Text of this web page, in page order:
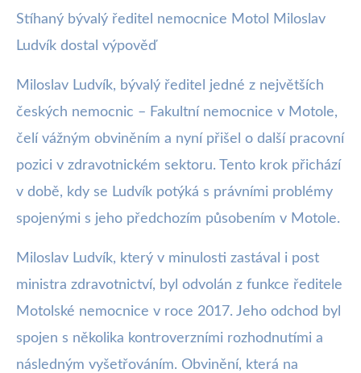
webya.cz
Miloslav Ludvík Dostal Výpověď,
Čelí Obvinění z Motola
31. 1. 2026
Stíhaný bývalý ředitel nemocnice Motol Miloslav
Ludvík dostal výpověď
Miloslav Ludvík, bývalý ředitel jedné z největších
českých nemocnic – Fakultní nemocnice v Motole,
čelí vážným obviněním a nyní přišel o další pracovní
pozici v zdravotnickém sektoru. Tento krok přichází
v době, kdy se Ludvík potýká s právními problémy
spojenými s jeho předchozím působením v Motole.
Miloslav Ludvík, který v minulosti zastával i post
ministra zdravotnictví, byl odvolán z funkce ředitele
Motolské nemocnice v roce 2017. Jeho odchod byl
spojen s několika kontroverzními rozhodnutími a
následným vyšetřováním. Obvinění, která na